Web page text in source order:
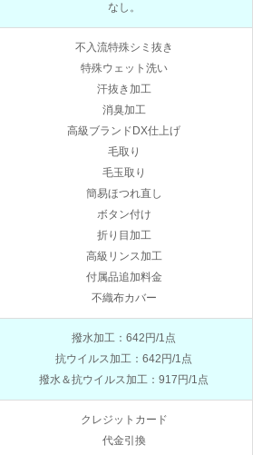
なし。
不入流特殊シミ抜き
特殊ウェット洗い
汗抜き加工
消臭加工
高級ブランドDX仕上げ
毛取り
毛玉取り
簡易ほつれ直し
ボタン付け
折り目加工
高級リンス加工
付属品追加料金
不織布カバー
撥水加工：642円/1点
抗ウイルス加工：642円/1点
撥水＆抗ウイルス加工：917円/1点
クレジットカード
代金引換